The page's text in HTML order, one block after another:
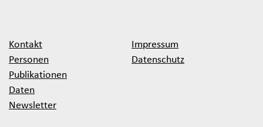
Kontakt
Personen
Publikationen
Daten
Newsletter
Impressum
Datenschutz